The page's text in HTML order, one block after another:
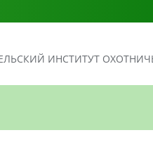
ИНСТИТУТ